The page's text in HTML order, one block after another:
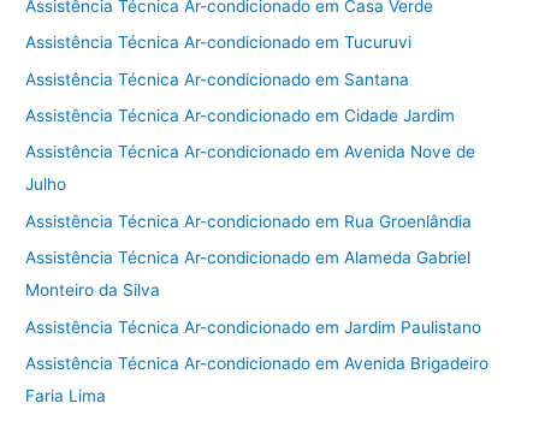
Assistência Técnica Ar-condicionado em Casa Verde
Assistência Técnica Ar-condicionado em Tucuruvi
Assistência Técnica Ar-condicionado em Santana
Assistência Técnica Ar-condicionado em Cidade Jardim
Assistência Técnica Ar-condicionado em Avenida Nove de
Julho
Assistência Técnica Ar-condicionado em Rua Groenlândia
Assistência Técnica Ar-condicionado em Alameda Gabriel
Monteiro da Silva
Assistência Técnica Ar-condicionado em Jardim Paulistano
Assistência Técnica Ar-condicionado em Avenida Brigadeiro
Faria Lima